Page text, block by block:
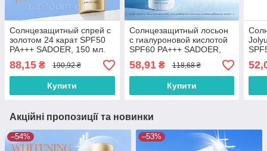
Солнцезащитный спрей с
золотом 24 карат SPF50
PA+++ SADOER, 150 мл.
88,15 ₴ 190,92 ₴
Купити
Солнцезащитный лосьон
с гиалуроновой кислотой
SPF60 PA+++ SADOER,
50мл.
58,91₴ 118,68 ₴
Купити
Акційні пропозиції та новинки
–54% –53%